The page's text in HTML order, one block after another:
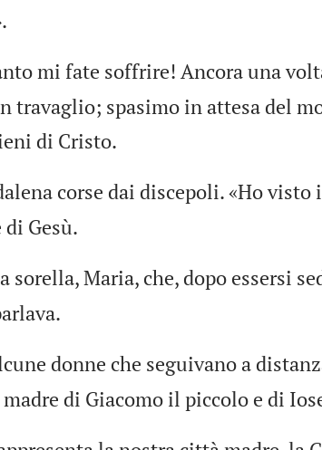
mi fate soffrire! Ancora una
travaglio; spasimo in attesa del
di Cristo.
corse dai discepoli. «Ho
Gesù.
sorella, Maria, che, dopo essersi
donne che seguivano a
di Giacomo il piccolo e di